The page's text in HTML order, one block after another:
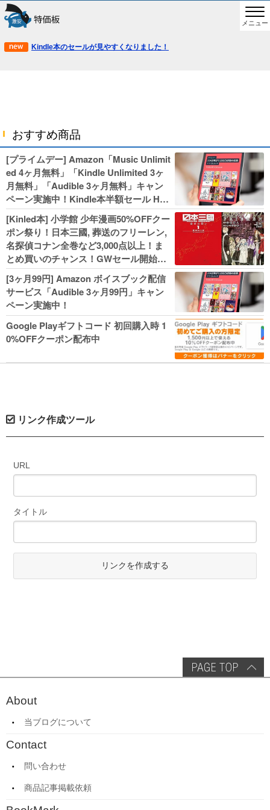
メニュー
Kindle本のセールが見やすくなりました！
おすすめ商品
[プライムデー] Amazon「Music Unlimit
ed 4ヶ月無料」「Kindle Unlimited 3ヶ
月無料」「Audible 3ヶ月無料」キャン
ペーン実施中！Kindle本半額セール HU
NTER×HUNTERなど集英社、無職転生,
幼女戦記などKADOKAWA、キャプテン
翼100円セールも！
[Kinled本] 小学館 少年漫画50%OFFクー
ポン祭り！日本三國, 葬送のフリーレン,
名探偵コナン全巻など3,000点以上！ま
とめ買いのチャンス！GWセール開始！
人気コミック多数 カドカワ祭やIT関連本
がセールに！
[3ヶ月99円] Amazon ボイスブック配信
サービス「Audible 3ヶ月99円」キャン
ペーン実施中！
Google Playギフトコード 初回購入時 1
0%OFFクーポン配布中
リンク作成ツール
URL
タイトル
リンクを作成する
About
当ブログについて
Contact
問い合わせ
商品記事掲載依頼